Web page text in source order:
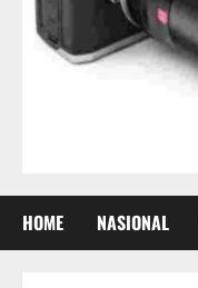
HOME NASIONAL